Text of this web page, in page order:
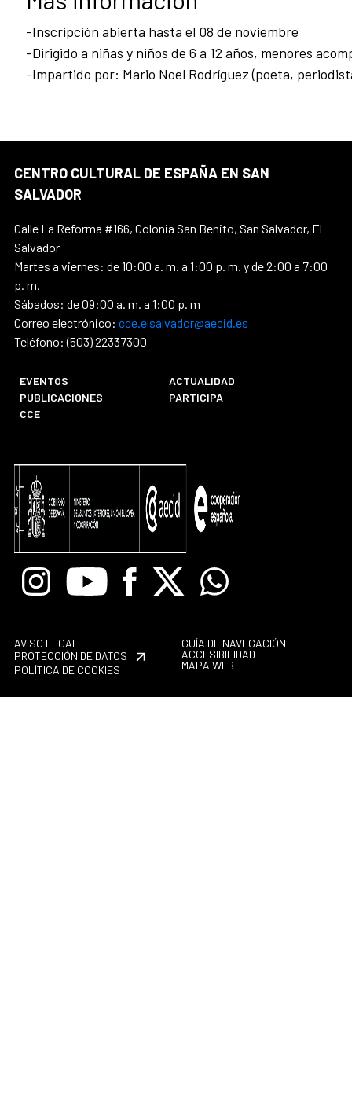
-Inscripción abierta hasta el 08 de noviembre
-Dirigido a niñas y niños de 6 a 12 años, menores
-Impartido por: Mario Noel Rodríguez (poeta,
CENTRO CULTURAL DE ESPAÑA EN SAN
SALVADOR
Calle La Reforma #166, Colonia San Benito, San Salvador, El
Salvador
Martes a viernes: de 10:00 a. m. a 1:00 p. m. y de 2:00 a 7:00
p. m.
Sábados: de 09:00 a. m. a 1:00 p. m
Correo electrónico: cce.elsalvador@aecid.es
Teléfono: (503) 22337300
EVENTOS
ACTUALIDAD
PUBLICACIONES
PARTICIPA
CCE
InstagramYoutube Facebook
X Whatsapp
AVISO LEGAL
PROTECCIÓN DE DATOS
POLÍTICA DE COOKIES
GUÍA DE NAVEGACIÓN
ACCESIBILIDAD
MAPA WEB